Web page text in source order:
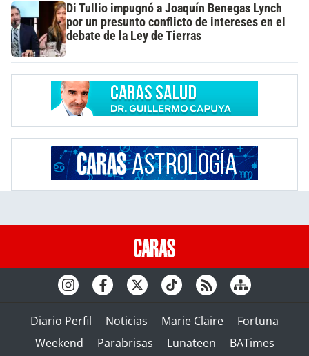
Di Tullio impugnó a Joaquín Benegas Lynch
por un presunto conflicto de intereses en el
debate de la Ley de Tierras
Diario Perfil Noticias Marie Claire
Fortuna
Weekend
Parabrisas Lunateen BATimes